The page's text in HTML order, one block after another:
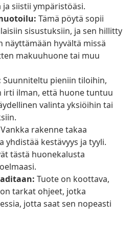
siistii ympäristöäsi.
Tämä pöytä sopii
sisustuksiin, ja sen hillitty
näyttämään hyvältä missä
makuuhuone tai muu
Suunniteltu pieniin tiloihin,
irti ilman, että huone tuntuu
valinta yksiöihin tai
Vankka rakenne takaa
yhdistää kestävyys ja tyyli.
tästä huonekalusta
Tuote on koottava,
tarkat ohjeet, jotka
jotta saat sen nopeasti